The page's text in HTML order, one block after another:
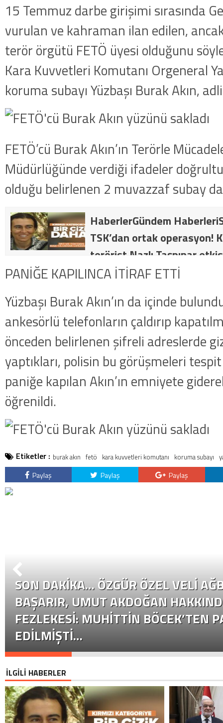
15 Temmuz darbe girişimi sırasında
vurulan ve kahraman ilan edilen,
terör örgütü FETÖ üyesi olduğunu
Kara Kuvvetleri Komutanı Orgeneral
koruma subayı Yüzbaşı Burak Akın,
FETÖ’cü Burak Akın’ın Terörle
Müdürlüğünde verdiği ifadeler
olduğu belirlenen 2 muvazzaf subay da
HaberlerGündem
TSK’dan ortak operasyon!
terörist Nazlı Taşpınar
dakika: MİT ve TSK’dan
getirildi .
PANİĞE KAPILINCA İTİRAF ETTİ
Yüzbaşı Burak Akın’ın da içinde
ankesörlü telefonların çaldırıp
önceden belirlenen şifreli adreslerde
yaptıkları, polisin bu görüşmeleri
paniğe kapılan Akın’ın emniyete
öğrenildi.
Etiketler : burak akın fetö kara kuvvetleri komutanı koruma subayı
Paylaş Paylaş Paylaş
SON DAKİKA… ÖZGÜR ÖZEL VELI
BAŞARIR, UMUT AKDOĞAN
FEZLEKESI: MUHITTIN BÖCEK’TEN
EDILMIŞTI…
İLGİLİ HABERLER